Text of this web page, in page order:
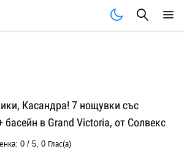
Касандра! 7 нощувки със
басейн в Grand Victoria, от Солвекс
0 /5,0 Глас(а)